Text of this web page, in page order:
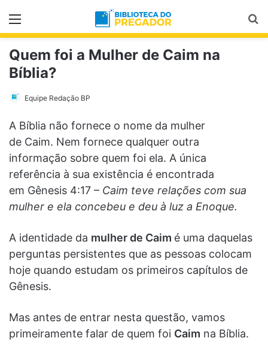
Menu
Quem foi a Mulher de Caim na
Bíblia?
Equipe Redação BP
A Bíblia não fornece o nome da mulher
de Caim. Nem fornece qualquer outra
informação sobre quem foi ela. A única
referência à sua existência é encontrada
em Gênesis 4:17 – Caim teve relações com sua
mulher e ela concebeu e deu à luz a Enoque.
A identidade da mulher de Caim é uma daquelas
perguntas persistentes que as pessoas colocam
hoje quando estudam os primeiros capítulos de
Gênesis.
Mas antes de entrar nesta questão, vamos
primeiramente falar de quem foi Caim na Bíblia.